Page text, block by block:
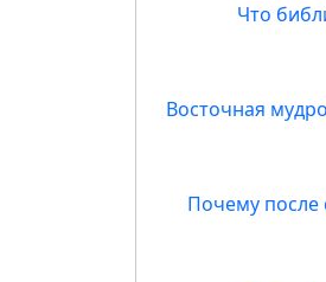
Что
Восточная
Почему после